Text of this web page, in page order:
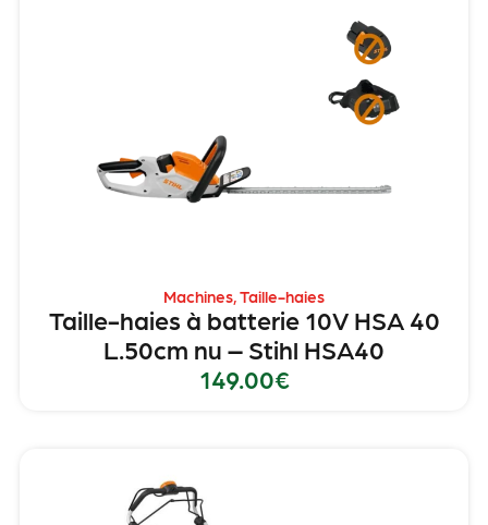
Machines Taille-haies
Taille-haies à batterie 10V HSA 40
L.50cm nu – Stihl HSA40
149.00€